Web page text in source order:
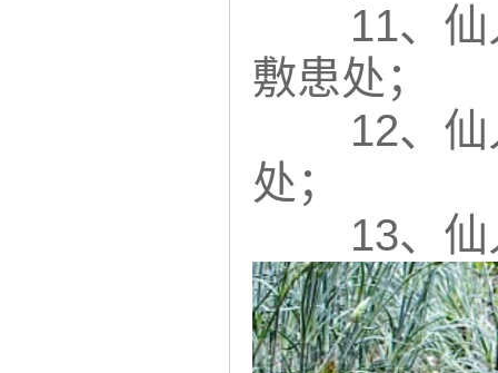
11、
敷患处；
12、
处；
13、